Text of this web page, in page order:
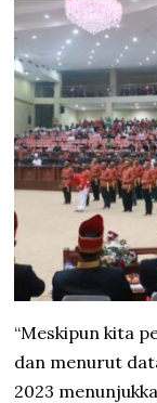
“Meskipun kita
dan menurut
2023